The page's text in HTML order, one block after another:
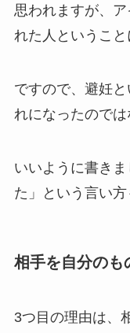
思われますが、
れた人ということ
ですので、避妊
れになったのでは
いいように書き
た」という言い方
相手を自分のも
3つ目の理由は、